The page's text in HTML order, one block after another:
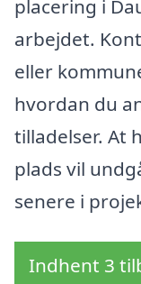
placering i
arbejdet.
eller
hvordan du
tilladelser. At
plads vil
senere i
Indhent 3